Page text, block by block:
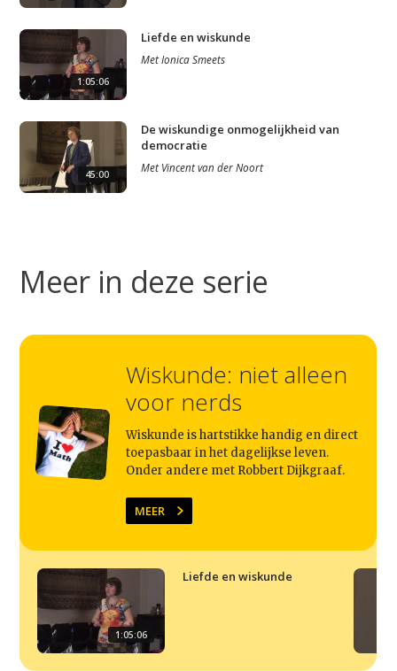
Studium Generale
Home
Agenda
Video
Podcast
Artikelen
Contact
1:05:06
Liefde en wiskunde
MetIonica Smeets
45:00
De wiskundige onmogelijkheid van
democratie
MetVincent van der Noort
Meer in deze serie
Wiskunde: niet alleen
voor nerds
Wiskunde is hartstikke handig en direct
toepasbaar in het dagelijkse leven.
Onder andere met Robbert Dijkgraaf.
MEER
1:05:06
Liefde en wiskunde